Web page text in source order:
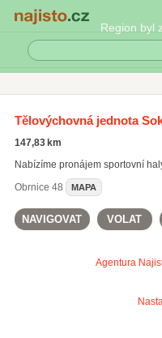
Region byl
Tělovýchovná jednota
147,83 km
Nabízíme pronájem sportovní
Obrnice 48 MAPA
NAVIGOVAT VOLAT
Agentura